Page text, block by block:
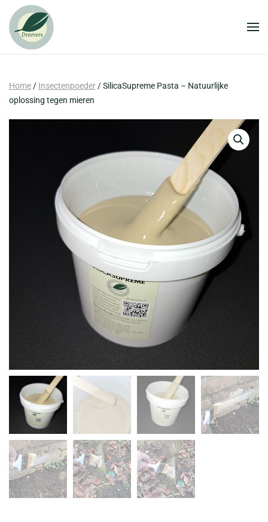
Skip to main content
Home / Insectenpoeder / SilicaSupreme Pasta – Natuurlijke
oplossing tegen mieren